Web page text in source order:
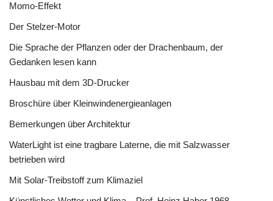
Momo-Effekt
Der Stelzer-Motor
Die Sprache der Pflanzen oder der Drachenbaum, der
Gedanken lesen kann
Hausbau mit dem 3D-Drucker
Broschüre über Kleinwindenergieanlagen
Bemerkungen über Architektur
WaterLight ist eine tragbare Laterne, die mit Salzwasser
betrieben wird
Mit Solar-Treibstoff zum Klimaziel